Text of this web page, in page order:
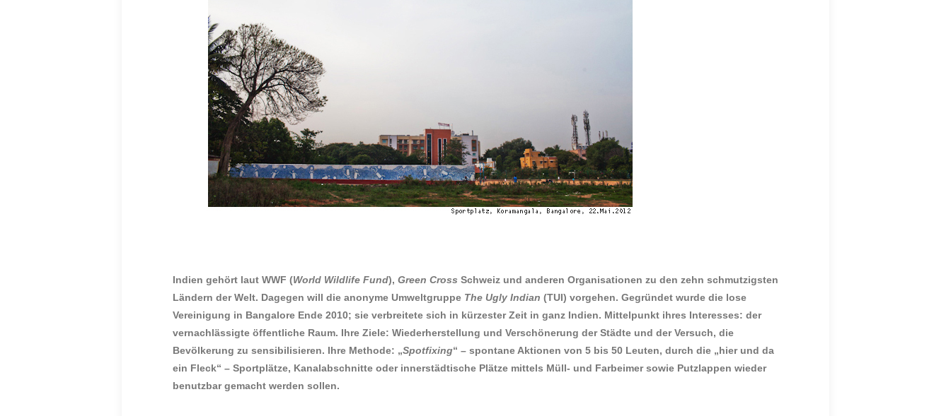
Indien gehört laut WWF (World Wildlife Fund), Green Cross Schweiz und anderen Organisationen zu den zehn schmutzigsten
Ländern der Welt. Dagegen will die anonyme Umweltgruppe The Ugly Indian (TUI) vorgehen. Gegründet wurde die lose
Vereinigung in Bangalore Ende 2010; sie verbreitete sich in kürzester Zeit in ganz Indien. Mittelpunkt ihres Interesses: der
vernachlässigte öffentliche Raum. Ihre Ziele: Wiederherstellung und Verschönerung der Städte und der Versuch, die
Bevölkerung zu sensibilisieren. Ihre Methode: „Spotfixing“ – spontane Aktionen von 5 bis 50 Leuten, durch die „hier und da
ein Fleck“ – Sportplätze, Kanalabschnitte oder innerstädtische Plätze mittels Müll- und Farbeimer sowie Putzlappen wieder
benutzbar gemacht werden sollen.